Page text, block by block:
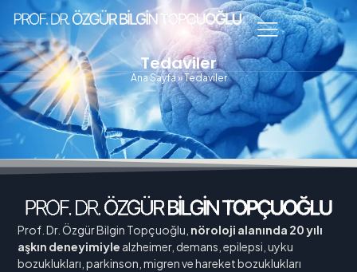
Tedaviler
Ana Sayfa»Tedaviler
Prof. Dr. Özgür Bilgin Topçuoğlu, nöroloji alanında 20 yılı
aşkın deneyimiyle alzheimer, demans, epilepsi, uyku
bozuklukları, parkinson, migren ve hareket bozuklukları